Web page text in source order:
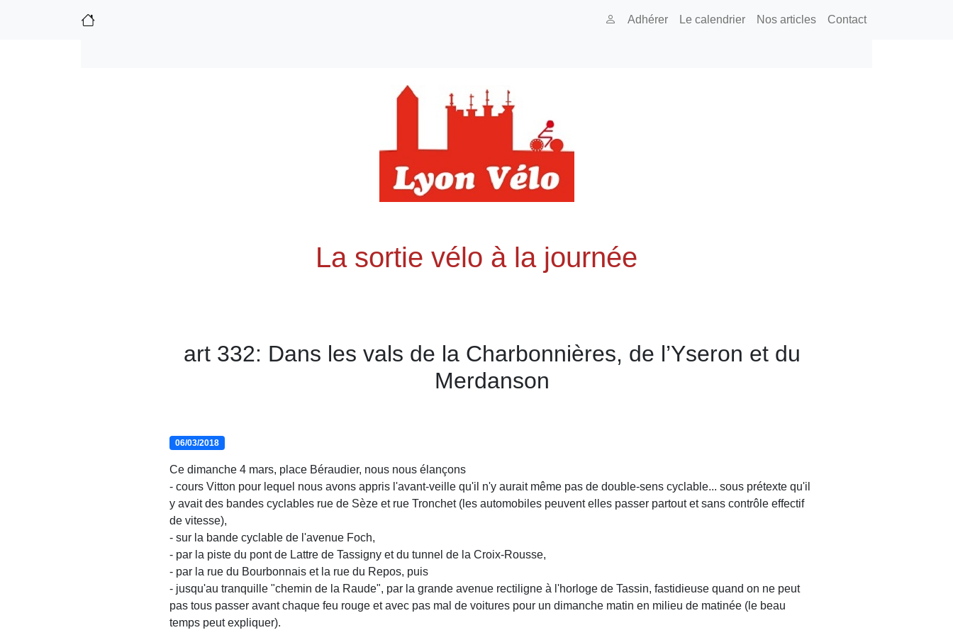
Adhérer Le calendrier Nos articles Contact
La sortie vélo à la journée
art 332: Dans les vals de la Charbonnières, de l’Yseron et du
Merdanson
06/03/2018
Ce dimanche 4 mars, place Béraudier, nous nous élançons
- cours Vitton pour lequel nous avons appris l'avant-veille qu'il n'y aurait même pas de double-sens cyclable... sous prétexte qu'il
y avait des bandes cyclables rue de Sèze et rue Tronchet (les automobiles peuvent elles passer partout et sans contrôle effectif
de vitesse),
- sur la bande cyclable de l'avenue Foch,
- par la piste du pont de Lattre de Tassigny et du tunnel de la Croix-Rousse,
- par la rue du Bourbonnais et la rue du Repos, puis
- jusqu'au tranquille "chemin de la Raude", par la grande avenue rectiligne à l'horloge de Tassin, fastidieuse quand on ne peut
pas tous passer avant chaque feu rouge et avec pas mal de voitures pour un dimanche matin en milieu de matinée (le beau
temps peut expliquer).